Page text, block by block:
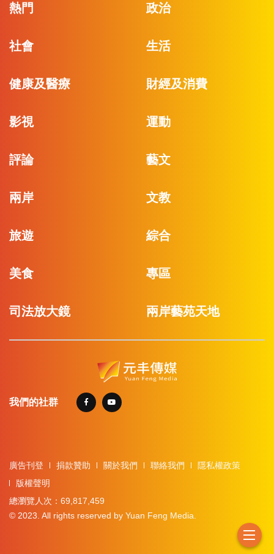
熱門 政治
社會 生活
健康及醫療 財經及消費
影視 運動
評論 藝文
兩岸 文教
旅遊 綜合
美食 專區
司法放大鏡 兩岸藝苑天地
我們的社群
廣告刊登 捐款贊助 關於我們 聯絡我們
隱私權政策
版權聲明
總瀏覽人次：69,817,459
© 2023. All rights reserved by Yuan Feng Media.